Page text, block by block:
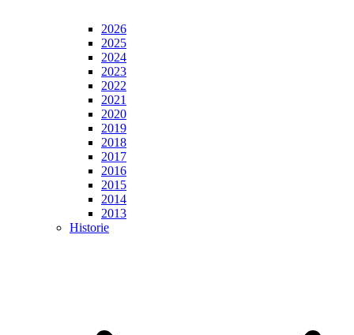
2026
2025
2024
2023
2022
2021
2020
2019
2018
2017
2016
2015
2014
2013
Historie